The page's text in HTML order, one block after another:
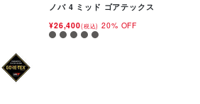
ノバ 4 ミッド ゴアテックス
¥26,400(税込) 20% OFF